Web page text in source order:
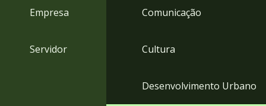
Empresa
Servidor
Comunicação
Cultura
Desenvolvimento Urbano